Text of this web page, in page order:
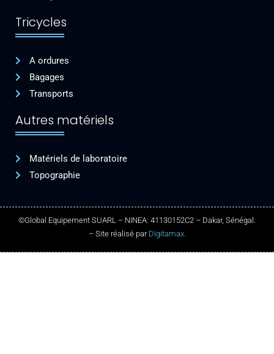
Tricycles
A ordures
Bagages
Transports
Autres matériels
Matériels de laboratoire
Topographie
©Global Equipement SUARL – NINEA: 41130152C2 – Dakar, Sénégal.
– Site réalisé par Digitamax.